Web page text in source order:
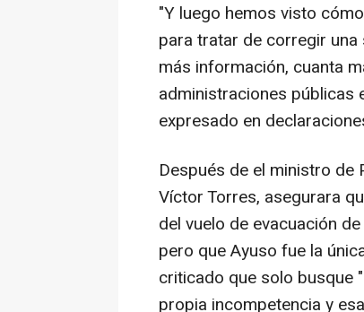
"Y luego hemos visto
para tratar de corregir
más información, cuanta
administraciones públicas
expresado en
Después de el ministro
Víctor Torres, asegurara
del vuelo de evacuación
pero que Ayuso fue la
criticado que solo busque
propia incompetencia y